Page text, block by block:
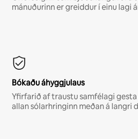
mánuðurinn er greiddur í einu lagi
Bókaðu áhyggjulaus
Yfirfarið af traustu samfélagi
allan sólarhringinn meðan á langri